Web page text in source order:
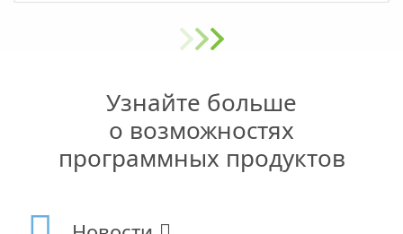
Узнайте больше
о возможностях
программных продуктов